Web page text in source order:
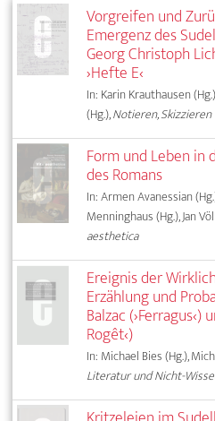
Vorgreifen und
Emergenz des
Georg Christoph
›Hefte E‹
In: Karin Krauthausen
(Hg.),Notieren, Skizzieren
Form und Leben in
des Romans
In: Armen Avanessian
Menninghaus (Hg.), Jan
aesthetica
Ereignis der
Erzählung und
Balzac (›Ferragus‹)
Rogêt‹)
In: Michael Bies (Hg.),
Literatur und Nicht-